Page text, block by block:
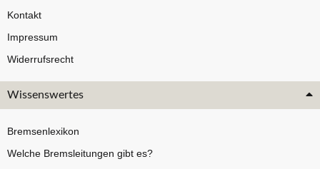
Kontakt
Impressum
Widerrufsrecht
Wissenswertes
Bremsenlexikon
Welche Bremsleitungen gibt es?